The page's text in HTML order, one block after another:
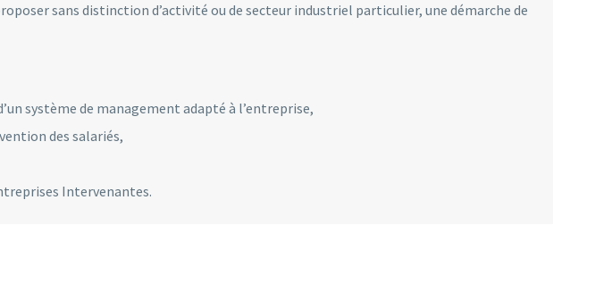
sans distinction d’activité ou de secteur industriel particulier, une démarche de
système de management adapté à l’entreprise,
des salariés,
Intervenantes.